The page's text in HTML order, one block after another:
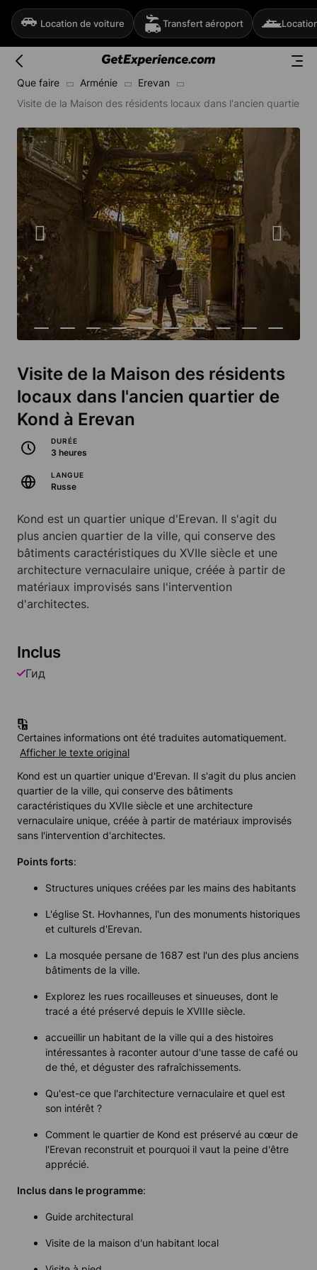
Location de voiture Transfert aéroport
Que faire Arménie
Erevan
Visite de la Maison des résidents locaux dans l'ancien quartier
Visite de la Maison des résidents
locaux dans l'ancien quartier de
Kond à Erevan
DURÉE
3 heures
LANGUE
Russe
Kond est un quartier unique d'Erevan. Il s'agit du
plus ancien quartier de la ville, qui conserve des
bâtiments caractéristiques du XVIIe siècle et une
architecture vernaculaire unique, créée à partir de
matériaux improvisés sans l'intervention
d'architectes.
Inclus
Гид
Certaines informations ont été traduites automatiquement.
Afficher le texte original
Kond est un quartier unique d'Erevan. Il s'agit du plus ancien
quartier de la ville, qui conserve des bâtiments
caractéristiques du XVIIe siècle et une architecture
vernaculaire unique, créée à partir de matériaux improvisés
sans l'intervention d'architectes.
Points forts:
Structures uniques créées par les mains des habitants
L'église St. Hovhannes, l'un des monuments historiques
et culturels d'Erevan.
La mosquée persane de 1687 est l'un des plus anciens
bâtiments de la ville.
Explorez les rues rocailleuses et sinueuses, dont le
tracé a été préservé depuis le XVIIIe siècle.
accueillir un habitant de la ville qui a des histoires
intéressantes à raconter autour d'une tasse de café ou
de thé, et déguster des rafraîchissements.
Qu'est-ce que l'architecture vernaculaire et quel est
son intérêt ?
Comment le quartier de Kond est préservé au cœur de
l'Erevan reconstruit et pourquoi il vaut la peine d'être
apprécié.
Inclus dans le programme:
Guide architectural
Visite de la maison d'un habitant local